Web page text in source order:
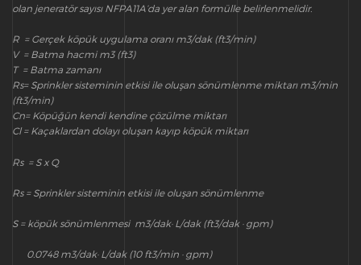
olan jeneratör sayısı NFPA11A’da yer alan formülle belirlenmelidir.
R = Gerçek köpük uygulama oranı m3/dak (ft3/min)
V = Batma hacmi m3 (ft3)
T = Batma zamanı
Rs= Sprinkler sisteminin etkisi ile oluşan sönümlenme miktarı m3/min
(ft3/min)
Cn= Köpüğün kendi kendine çözülme miktarı
Cl = Kaçaklardan dolayı oluşan kayıp köpük miktarı
Rs = S x Q
Rs = Sprinkler sisteminin etkisi ile oluşan sönümlenme
S = köpük sönümlenmesi m3/dak· L/dak (ft3/dak · gpm)
0.0748 m3/dak· L/dak (10 ft3/min · gpm)